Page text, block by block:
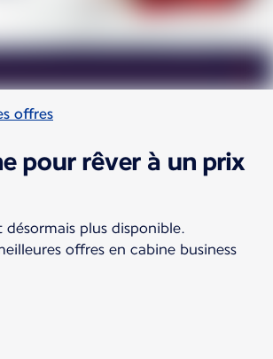
offres
pour rêver à un prix
plus disponible.
offres en cabine business